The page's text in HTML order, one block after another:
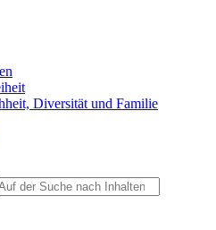
Diversität und Familie